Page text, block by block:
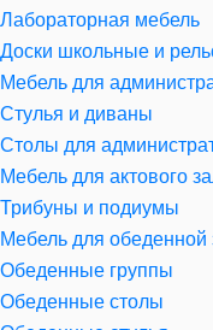
Лабораторная мебель
Доски школьные и
Мебель для
Стулья и диваны
Столы для
Мебель для актового
Трибуны и подиумы
Мебель для обеденной
Обеденные группы
Обеденные столы